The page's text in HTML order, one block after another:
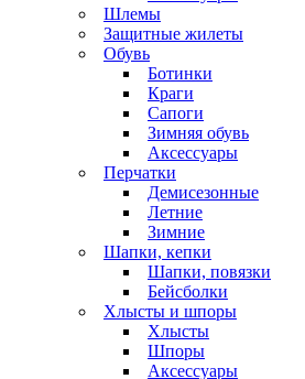
Шлемы
Защитные жилеты
Обувь
Ботинки
Краги
Сапоги
Зимняя обувь
Аксессуары
Перчатки
Демисезонные
Летние
Зимние
Шапки, кепки
Шапки, повязки
Бейсболки
Хлысты и шпоры
Хлысты
Шпоры
Аксессуары